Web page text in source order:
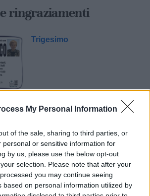
My Personal Information
of the sale, sharing to third parties, or
personal or sensitive information for
by us, please use the below opt-out
selection. Please note that after your
you may continue seeing
based on personal information utilized by
ringraziamenti
Trigesimo
Anniversario